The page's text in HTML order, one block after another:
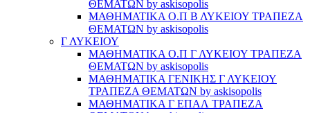
ΘΕΜΑΤΩΝ by askisopolis
ΜΑΘΗΜΑΤΙΚΑ Ο.Π Β ΛΥΚΕΙΟΥ ΤΡΑΠΕΖΑ
ΘΕΜΑΤΩΝ by askisopolis
Γ ΛΥΚΕΙΟΥ
ΜΑΘΗΜΑΤΙΚΑ Ο.Π Γ ΛΥΚΕΙΟΥ ΤΡΑΠΕΖΑ
ΘΕΜΑΤΩΝ by askisopolis
ΜΑΘΗΜΑΤΙΚΑ ΓΕΝΙΚΗΣ Γ ΛΥΚΕΙΟΥ
ΤΡΑΠΕΖΑ ΘΕΜΑΤΩΝ by askisopolis
ΜΑΘΗΜΑΤΙΚΑ Γ ΕΠΑΛ ΤΡΑΠΕΖΑ